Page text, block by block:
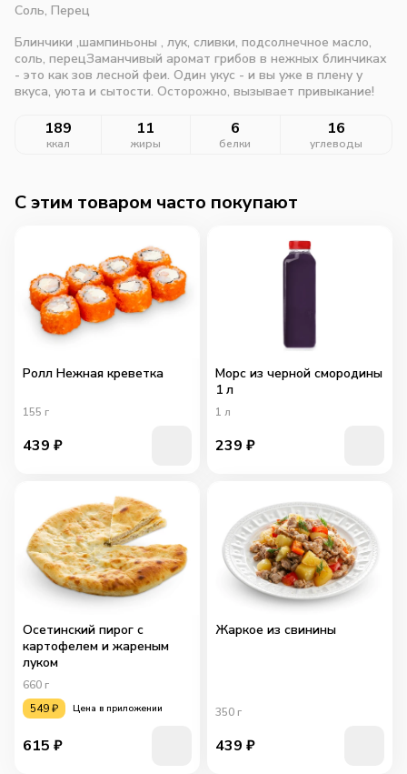
Соль, Перец
Блинчики ,шампиньоны , лук, сливки, подсолнечное масло,
соль, перецЗаманчивый аромат грибов в нежных блинчиках
- это как зов лесной феи. Один укус - и вы уже в плену у
вкуса, уюта и сытости. Осторожно, вызывает привыкание!
189
ккал
11
жиры
6
белки
16
углеводы
C этим товаром часто покупают
Ролл Нежная креветка
155 г
439 ₽
Морс из черной смородины
1 л
1 л
239 ₽
Осетинский пирог с
картофелем и жареным
луком
660 г
549₽ Цена в приложении
615 ₽
Жаркое из свинины
350 г
439 ₽